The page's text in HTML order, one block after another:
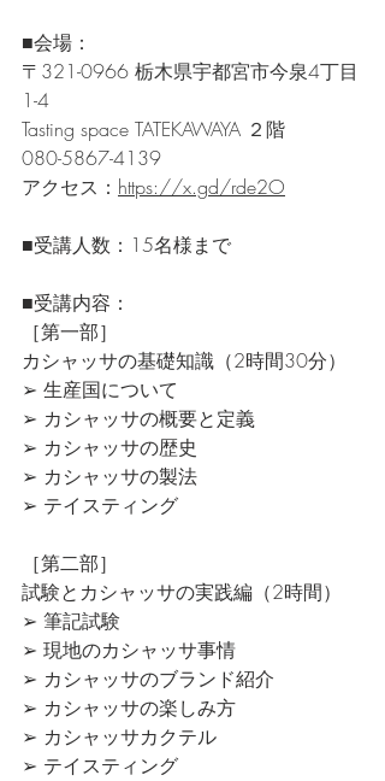
■会場：
〒321-0966 栃木県宇都宮市今泉4丁目
1-4
Tasting space TATEKAWAYA ２階
080-5867-4139
アクセス： https://x.gd/rde2O
■受講人数：15名様まで
■受講内容：
［第一部］
カシャッサの基礎知識（2時間30分）
➢ 生産国について
➢ カシャッサの概要と定義
➢ カシャッサの歴史
➢ カシャッサの製法
➢ テイスティング
［第二部］
試験とカシャッサの実践編（2時間）
➢ 筆記試験
➢ 現地のカシャッサ事情
➢ カシャッサのブランド紹介
➢ カシャッサの楽しみ方
➢ カシャッサカクテル
➢ テイスティング